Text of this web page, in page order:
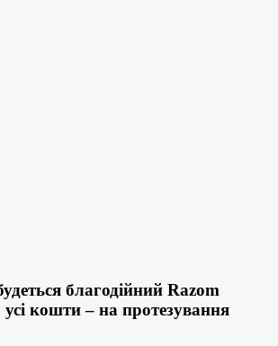
благодійний Razom
кошти – на протезування